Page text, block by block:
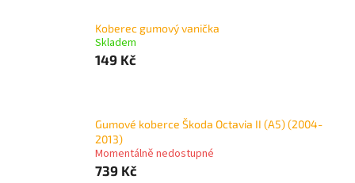
Koberec gumový vanička
Skladem
149 Kč
Gumové koberce Škoda Octavia II (A5) (2004-
2013)
Momentálně nedostupné
739 Kč